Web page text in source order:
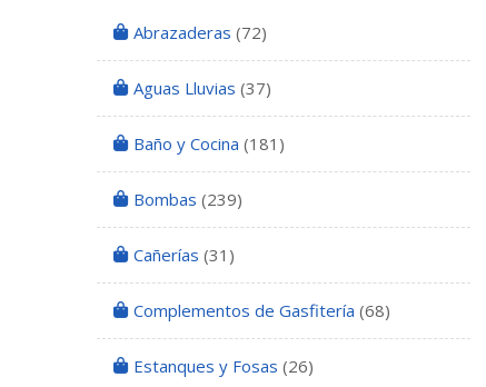
Abrazaderas (72)
Aguas Lluvias (37)
Baño y Cocina (181)
Bombas (239)
Cañerías (31)
Complementos de Gasfitería (68)
Estanques y Fosas (26)